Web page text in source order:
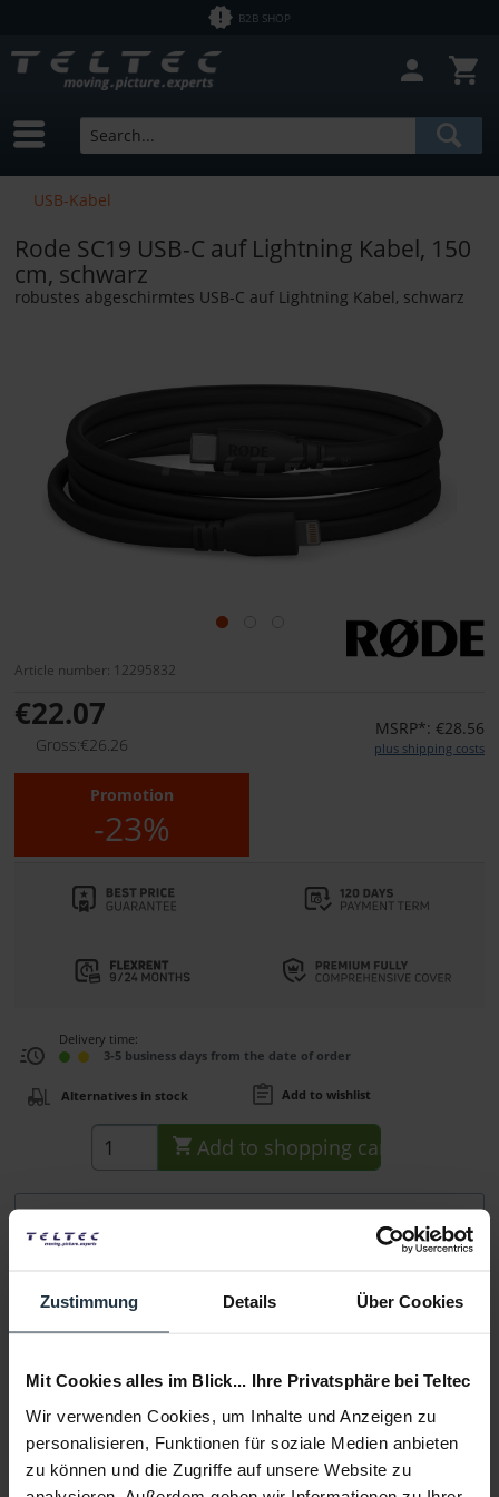
Zustimmung Details Über Cookies
Mit Cookies alles im Blick... Ihre Privatsphäre bei Teltec
Wir verwenden Cookies, um Inhalte und Anzeigen zu
personalisieren, Funktionen für soziale Medien anbieten
zu können und die Zugriffe auf unsere Website zu
B2B SHOP
USB-Kabel
Rode SC19 USB-C auf Lightning Kabel, 150
cm, schwarz
robustes abgeschirmtes USB-C auf Lightning Kabel, schwarz
Article number: 12295832
€22.07
Gross:€26.26
MSRP*: €28.56
plus shipping costs
Promotion
-23%
Delivery time:
3-5 business days from the date of order
Alternatives in stock Add to wishlist
Add to shopping cart
Mit dem robusten, abgeschirmten Rode SC19 USB-C auf
Consultation
Manufacturer & Product Safety Information